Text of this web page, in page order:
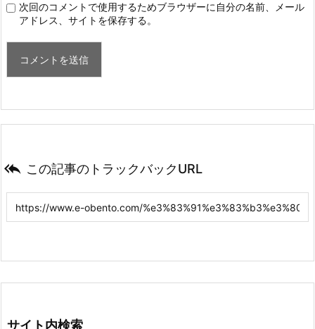
次回のコメントで使用するためブラウザーに自分の名前、メール
アドレス、サイトを保存する。
 この記事のトラックバックURL
サイト内検索